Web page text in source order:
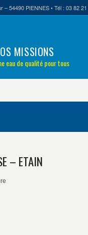
54490 PIENNES • Tél : 03 82
MISSIONS
eau de qualité pour tous
– ETAIN